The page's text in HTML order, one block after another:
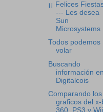
¡¡ Felices
--- Les desea
Sun
Microsystems
Todos podemos
volar
Buscando
información
Digitalcois
Comparando los
graficos del x-
360, PS3 y Wii